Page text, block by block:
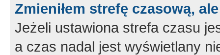
Zmieniłem strefę czasową,
Jeżeli ustawiona strefa czasu
a czas nadal jest wyświetlany